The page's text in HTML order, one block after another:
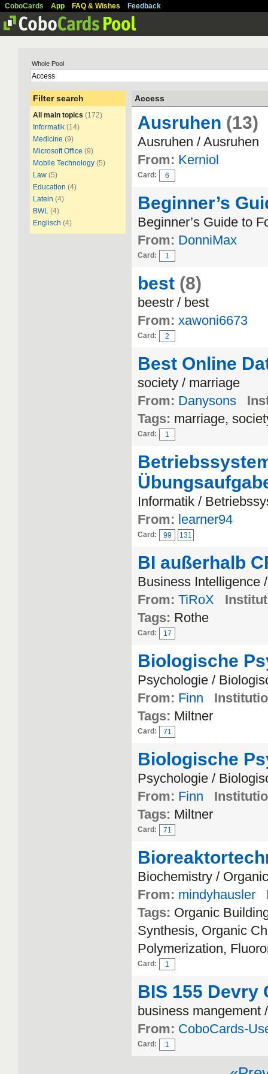
CoboCards App FAQ & Wishes Feedback
Whole Pool
Filter search
All main topics (172)
Informatik (14)
Medicine (9)
Microsoft Office (9)
Mobile Technology (5)
Law (5)
Education (4)
Latein (4)
BWL (4)
Englisch (4)
Access
Ausruhen (13)
Ausruhen / Ausruhen
From: Kerniol
Card: 6
Beginner’s
Beginner’s Guide to
From: DonniMax
Card: 1
best (8)
beestr / best
From: xawoni6673
Card: 2
Best Online
society / marriage
From: Danysons
Tags: marriage,
Card: 1
Informatik /
From: learner94
Card: 99 131
BI außerhalb
Business Intelligence
From: TiRoX
Tags: Rothe
Card: 17
Biologische
Psychologie /
From: Finn
Tags: Miltner
Card: 71
Biologische
Psychologie /
From: Finn
Tags: Miltner
Card: 71
Biochemistry /
From: mindyhausler
Tags: Organic
Synthesis, Organic
Polymerization,
Card: 1
BIS 155 Devry
business mangement
From: CoboCards-
Card: 1